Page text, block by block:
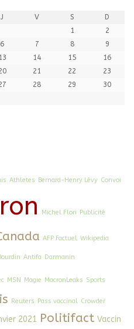
J V S
D
1
2
6 7 8
9
13 14 15
16
21 22
23
28 29
30
Athletes Bernard-Henry Lévy Convoi
Michel Flori Publicité
AFP Factuel Wikipedia
Antifa Darmanin
MSN Magie MacronLeaks Sports
Reuters Pass vaccinal Crowder
2021 Politifact Vaccin